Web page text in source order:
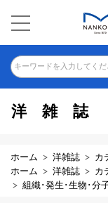
キーワードを入力してくだ
洋雑誌
ホーム 洋雑誌 カ
ホーム
洋雑誌 カ
組織･発生･生物･分